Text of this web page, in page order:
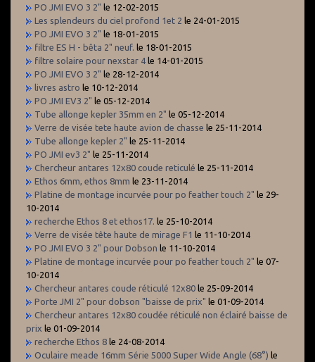
PO JMI EVO 3 2" le 12-02-2015
Les splendeurs du ciel profond 1et 2 le 24-01-2015
PO JMI EVO 3 2" le 18-01-2015
filtre ES H - bêta 2" neuf. le 18-01-2015
filtre solaire pour nexstar 4 le 14-01-2015
PO JMI EVO 3 2" le 28-12-2014
livres astro le 10-12-2014
PO JMI EV3 2" le 05-12-2014
Tube allonge kepler 35mm en 2" le 05-12-2014
Verre de visée tete haute avion de chasse le 25-11-2014
Tube allonge kepler 2" le 25-11-2014
PO JMI ev3 2" le 25-11-2014
Chercheur antares 12x80 coude reticulé le 25-11-2014
Ethos 6mm, ethos 8mm le 23-11-2014
Platine de montage incurvée pour po feather touch 2" le 29-
10-2014
recherche Ethos 8 et ethos17. le 25-10-2014
Verre de visée tête haute de mirage F1 le 11-10-2014
PO JMI EVO 3 2" pour Dobson le 11-10-2014
Platine de montage incurvée pour po feather touch 2" le 07-
10-2014
Chercheur antares coude réticulé 12x80 le 25-09-2014
Porte JMI 2" pour dobson "baisse de prix" le 01-09-2014
Chercheur antares 12x80 coudée réticulé non éclairé baisse de
prix le 01-09-2014
recherche Ethos 8 le 24-08-2014
Oculaire meade 16mm Série 5000 Super Wide Angle (68°) le